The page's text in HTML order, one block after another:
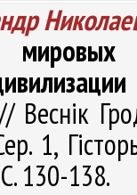
1,
130-138.